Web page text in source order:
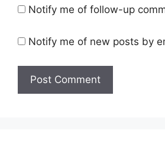
Notify me of follow-up
Notify me of new posts by